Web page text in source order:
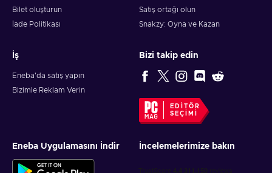
Bilet oluşturun
İade Politikası
Satış ortağı olun
Snakzy: Oyna ve Kazan
İş
Eneba'da satış yapın
Bizimle Reklam Verin
Bizi takip edin
EDITÖR
SEÇIMI
Eneba Uygulamasını İndir İncelemelerimize bakın